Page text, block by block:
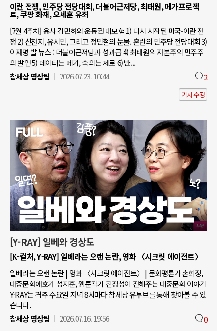
이란 전쟁, 민주당 전당대회, 더불어근저당, 최태원, 메가프로젝
트, 쿠팡 화재, 오세훈 유죄
[7월 4주차] 용사 김민하의 운동권 대모험 1) 다시 시작된 미국-이란 전
쟁 2) 신천지, 유시민, 그리고 정민철의 눈물. 혼란의 민주당 전당대회 3)
이재명 발 뉴스 : 더불어근저당과 성과급 4) 최태원의 자본주의 민주주
의 발언 5) 데이터는 메가, 숙의는 제로 6) 반...
참세상 영상팀
2026.07.23. 10:44 2
기사수정
[Y-RAY] 일베와 경상도
[K-컬처, Y-RAY] 일베라는 오랜 논란, 영화 〈시크릿 에이전트〉
일베라는 오랜 논란 | 영화 〈시크릿 에이전트〉 | 문화평론가 손희정,
대중문화애호가 성지훈, 웹툰작가 진정성이 전해주는 대중문화 이야기
Y-RAY는 격주 수요일 저녁 8시마다 참세상 유튜브를 통해 찾아볼 수 있
습니다.
참세상 영상팀
2026.07.16. 19:56 0